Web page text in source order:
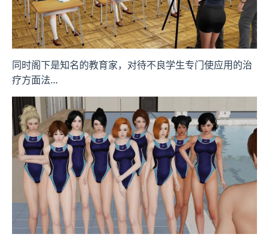
同时阁下是知名的教育家，对待不良学生专门使应用的治
疗方面法...